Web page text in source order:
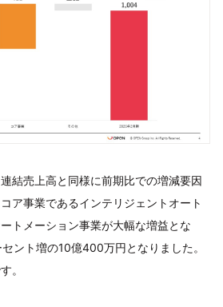
結売上高と同様に前期比での増減要因
ア事業であるインテリジェントオート
トメーション事業が大幅な増益とな
ント増の10億400万円となりました。
。